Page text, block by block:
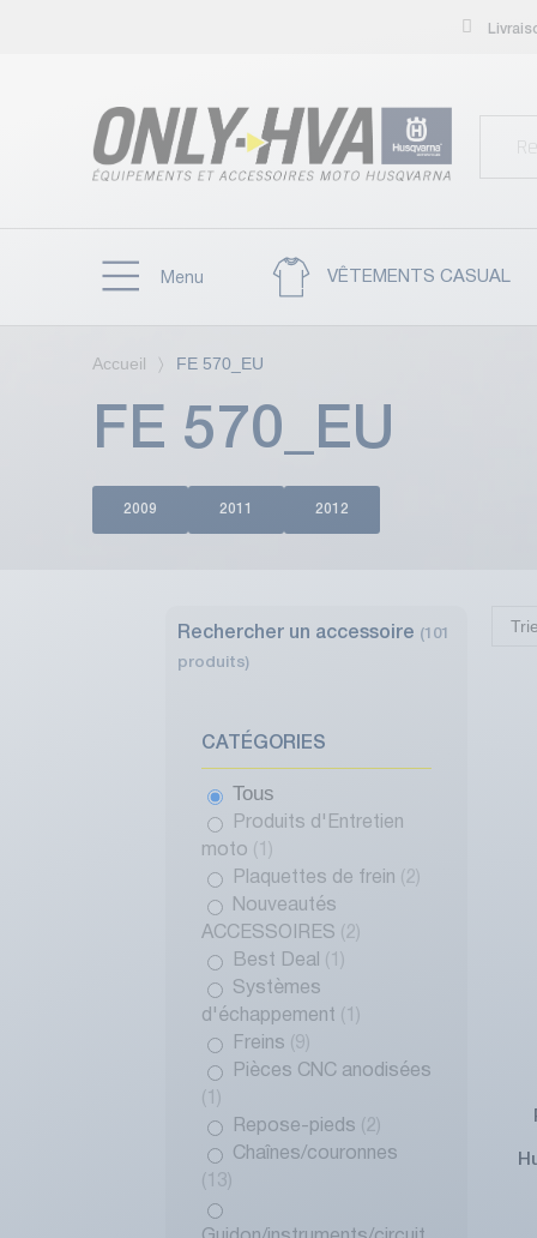
Menu VÊTEMENTS CASUAL
Accueil FE 570_EU
FE 570_EU
2009 2011 2012
Rechercher un accessoire (101
produits)
CATÉGORIES
Tous
Produits d'Entretien
moto
Plaquettes de frein
(2)
Nouveautés
ACCESSOIRES
(2)
Best Deal
Systèmes
d'échappement
Freins
(9)
Pièces CNC anodisées
Repose-pieds
(2)
Chaînes/couronnes
(13)